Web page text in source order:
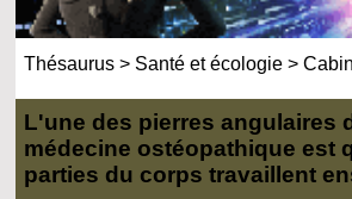
Thésaurus > Santé et écologie>
L'une des pierres angulaires
médecine ostéopathique est
parties du corps travaillent